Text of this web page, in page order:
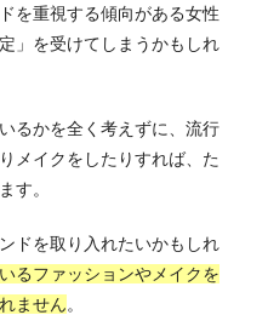
を重視する傾向がある女性
」を受けてしまうかもしれ
るかを全く考えずに、流行
メイクをしたりすれば、た
す。
ドを取り入れたいかもしれ
るファッションやメイクを
ません。